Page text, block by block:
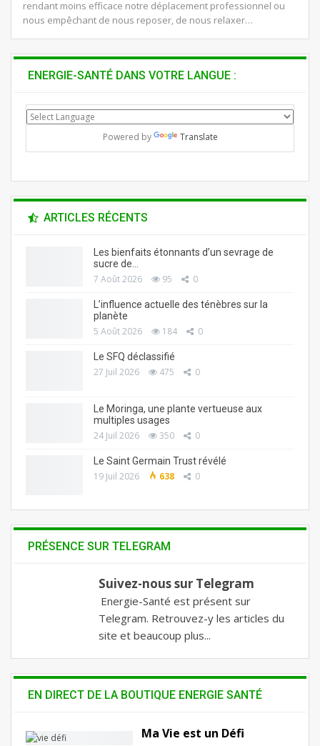
rendant moins efficace notre déplacement professionnel ou
nous empêchant de nous reposer, de nous relaxer…
ENERGIE-SANTÉ DANS VOTRE LANGUE :
Powered by Translate
ARTICLES RÉCENTS
Les bienfaits étonnants d’un sevrage de
sucre de…
7 Août 2026 95 0
L’influence actuelle des ténèbres sur la
planète
5 Août 2026 184 0
Le SFQ déclassifié
27 Juil 2026 475 0
Le Moringa, une plante vertueuse aux
multiples usages
24 Juil 2026 350 0
Le Saint Germain Trust révélé
19 Juil 2026 638 0
PRÉSENCE SUR TELEGRAM
Suivez-nous sur Telegram
Energie-Santé est présent sur
Telegram. Retrouvez-y les articles du
site et beaucoup plus...
EN DIRECT DE LA BOUTIQUE ENERGIE SANTÉ
Ma Vie est un Défi